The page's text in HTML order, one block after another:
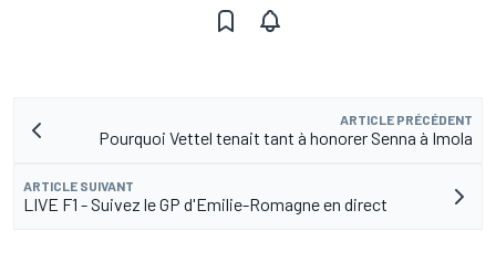
ARTICLE PRÉCÉDENT
Pourquoi Vettel tenait tant à honorer Senna à Imola
ARTICLE SUIVANT
LIVE F1 - Suivez le GP d'Emilie-Romagne en direct